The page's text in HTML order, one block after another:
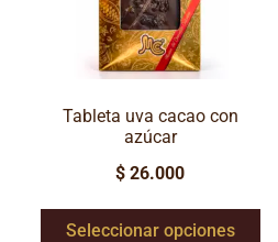
Tableta uva cacao con
azúcar
$ 26.000
Seleccionar opciones